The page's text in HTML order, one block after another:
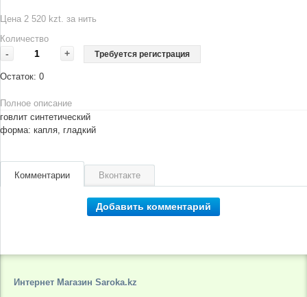
Цена 2 520 kzt. за нить
Количество
- + Требуется регистрация
Остаток: 0
Полное описание
говлит синтетический
форма: капля, гладкий
Комментарии Вконтакте
Добавить комментарий
Интернет Магазин Saroka.kz